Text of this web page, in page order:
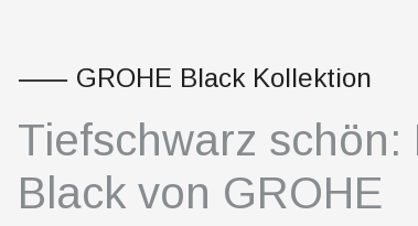
⸺ GROHE Black Kollektion
Tiefschwarz
Black von GROHE